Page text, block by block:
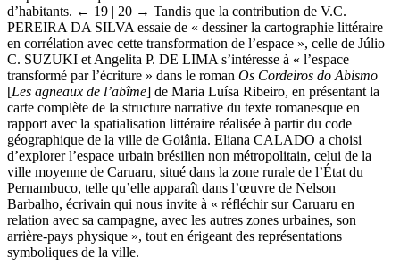
d’habitants. ← 19 | 20 → Tandis que la contribution de V.C.
PEREIRA DA SILVA essaie de « dessiner la cartographie littéraire
en corrélation avec cette transformation de l’espace », celle de Júlio
C. SUZUKI et Angelita P. DE LIMA s’intéresse à « l’espace
transformé par l’écriture » dans le roman Os Cordeiros do Abismo
[Les agneaux de l’abîme] de Maria Luísa Ribeiro, en présentant la
carte complète de la structure narrative du texte romanesque en
rapport avec la spatialisation littéraire réalisée à partir du code
géographique de la ville de Goiânia. Eliana CALADO a choisi
d’explorer l’espace urbain brésilien non métropolitain, celui de la
ville moyenne de Caruaru, situé dans la zone rurale de l’État du
Pernambuco, telle qu’elle apparaît dans l’œuvre de Nelson
Barbalho, écrivain qui nous invite à « réfléchir sur Caruaru en
relation avec sa campagne, avec les autres zones urbaines, son
arrière-pays physique », tout en érigeant des représentations
symboliques de la ville.